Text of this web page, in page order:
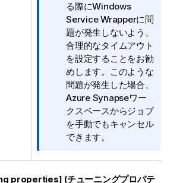
る際にWindows
Service Wrapperに問
題が発生しないよう、
合理的なタイムアウト
を設定することをお勧
めします。このような
問題が発生した場合、
Azure Synapseワー
クスペースからジョブ
を手動でもキャンセル
できます。
properties] (チューニングプロパテ